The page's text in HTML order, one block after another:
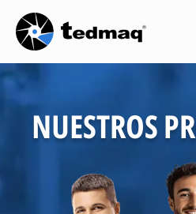
Saltar
al
contenido
NUESTROS